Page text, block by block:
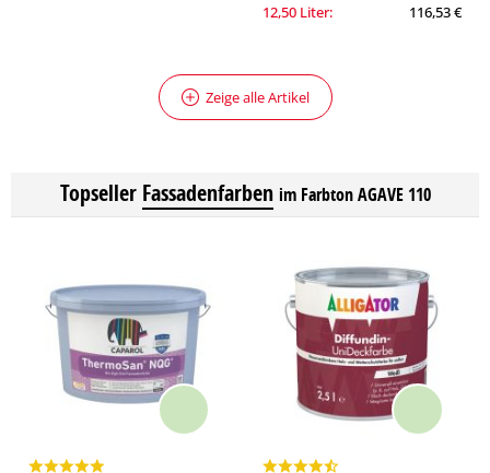
12,50 Liter:
116,53 €
Zeige alle Artikel
Topseller Fassadenfarben im Farbton AGAVE 110